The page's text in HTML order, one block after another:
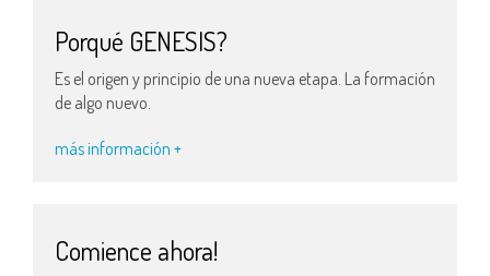
Porqué GENESIS?
Es el origen y principio de una nueva etapa. La formación
de algo nuevo.
más información +
Comience ahora!